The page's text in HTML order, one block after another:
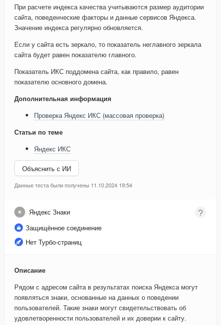
При расчете индекса качества учитываются размер аудитории
сайта, поведенческие факторы и данные сервисов Яндекса.
Значение индекса регулярно обновляется.
Если у сайта есть зеркало, то показатель неглавного зеркала
сайта будет равен показателю главного.
Показатель ИКС поддомена сайта, как правило, равен
показателю основного домена.
Дополнительная информация
Проверка Яндекс ИКС (массовая проверка)
Статьи по теме
Яндекс ИКС
Объяснить с ИИ
Данные теста были получены 11.10.2024 19:54
Яндекс Знаки
Защищённое соединение
Нет Турбо-страниц
Описание
Рядом с адресом сайта в результатах поиска Яндекса могут
появляться знаки, основанные на данных о поведении
пользователей. Такие знаки могут свидетельствовать об
удовлетворенности пользователей и их доверии к сайту.